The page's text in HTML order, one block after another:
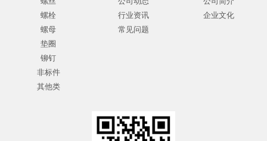
螺栓
螺母
垫圈
铆钉
非标件
其他类
行业资讯
常见问题
企业文化